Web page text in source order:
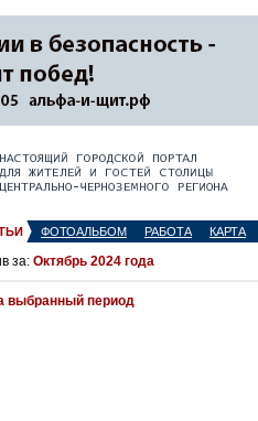
ФОТОАЛЬБОМ РАБОТА КАРТА
за: Октябрь 2024 года
выбранный период